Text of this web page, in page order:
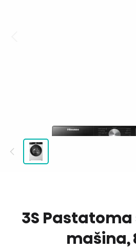
3S
mašina,